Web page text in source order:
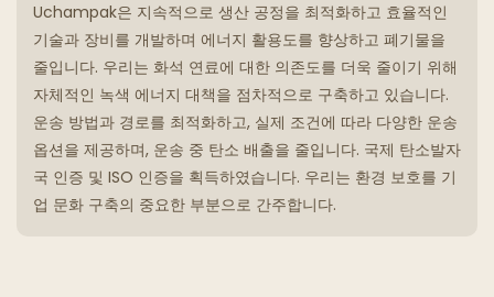
Uchampak은 지속적으로 생산 공정을 최적화하고 효율적인
기술과 장비를 개발하며 에너지 활용도를 향상하고 폐기물을
줄입니다. 우리는 화석 연료에 대한 의존도를 더욱 줄이기 위해
자체적인 녹색 에너지 대책을 점차적으로 구축하고 있습니다.
운송 방법과 경로를 최적화하고, 실제 조건에 따라 다양한 운송
옵션을 제공하며, 운송 중 탄소 배출을 줄입니다. 국제 탄소발자
국 인증 및 ISO 인증을 획득하였습니다. 우리는 환경 보호를 기
업 문화 구축의 중요한 부분으로 간주합니다.